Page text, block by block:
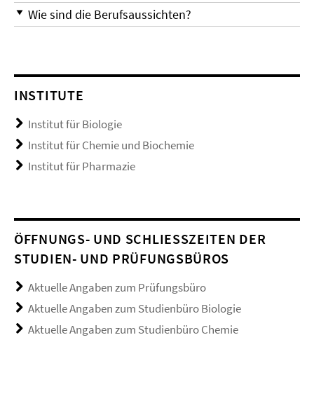
Wie sind die Berufsaussichten?
INSTITUTE
Institut für Biologie
Institut für Chemie und Biochemie
Institut für Pharmazie
ÖFFNUNGS- UND SCHLIESSZEITEN DER S
TUDIEN- UND PRÜFUNGSBÜROS
Aktuelle Angaben zum Prüfungsbüro
Aktuelle Angaben zum Studienbüro Biologie
Aktuelle Angaben zum Studienbüro Chemie